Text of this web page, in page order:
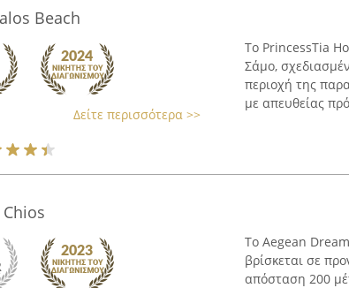
Beach
Δείτε περισσότερα >>
Το PrincessTia
Σάμο,
περιοχή της
με απευθείας
Το Aegean
βρίσκεται σε
απόσταση 200